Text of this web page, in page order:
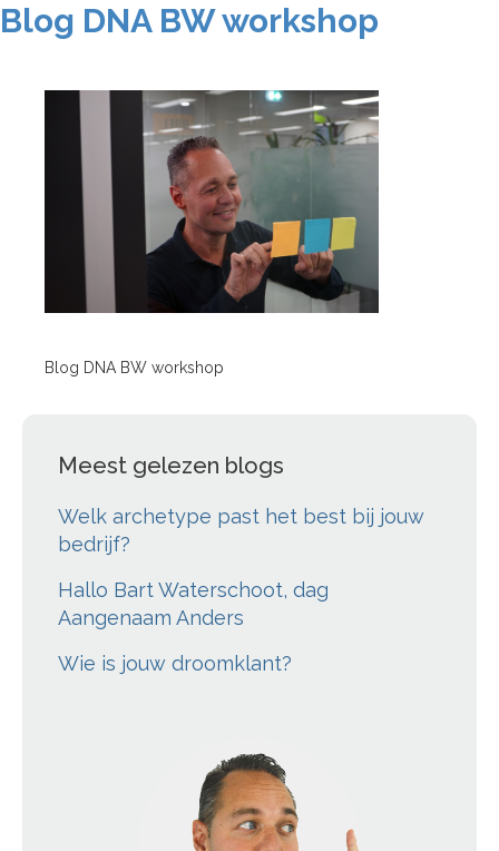
Blog DNA BW workshop
Blog DNA BW workshop
Meest gelezen blogs
Welk archetype past het best bij jouw
bedrijf?
Hallo Bart Waterschoot, dag
Aangenaam Anders
Wie is jouw droomklant?